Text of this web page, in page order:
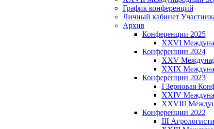
График конференций
Личный кабинет
Архив
Конференции 2025
XXVI
Конференции 2024
XXV
XXIX
Конференции 2023
I Зерновая
XXIV
XXVIII
Конференции 2022
III